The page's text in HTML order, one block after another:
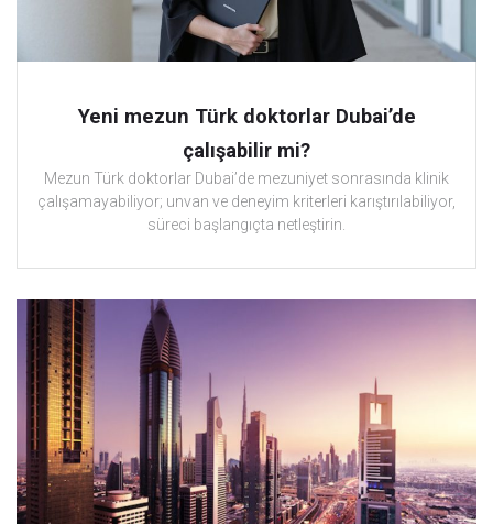
Yeni mezun Türk doktorlar Dubai’de
çalışabilir mi?
Mezun Türk doktorlar Dubai’de mezuniyet sonrasında klinik
çalışamayabiliyor; unvan ve deneyim kriterleri karıştırılabiliyor,
süreci başlangıçta netleştirin.